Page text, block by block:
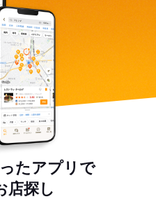
たアプリで
店探し